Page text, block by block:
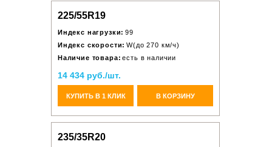
225/55R19
Индекс нагрузки: 99
Индекс скорости: W(до 270 км/ч)
Наличие товара: есть в наличии
14 434 руб./шт.
КУПИТЬ В 1 КЛИК В КОРЗИНУ
235/35R20